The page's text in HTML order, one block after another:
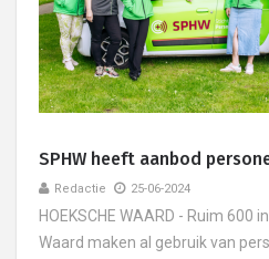
SPHW heeft aanbod
Redactie 25-06-2024
HOEKSCHE WAARD - Ruim 600
Waard maken al gebruik van